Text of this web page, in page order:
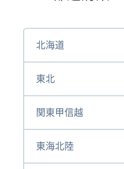
北海道
東北
関東甲信越
東海北陸